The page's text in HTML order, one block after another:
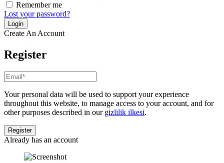
Remember me
Lost your password?
Create An Account
Register
Your personal data will be used to support your experience
throughout this website, to manage access to your account, and for
other purposes described in our gizlilik ilkesi.
Already has an account